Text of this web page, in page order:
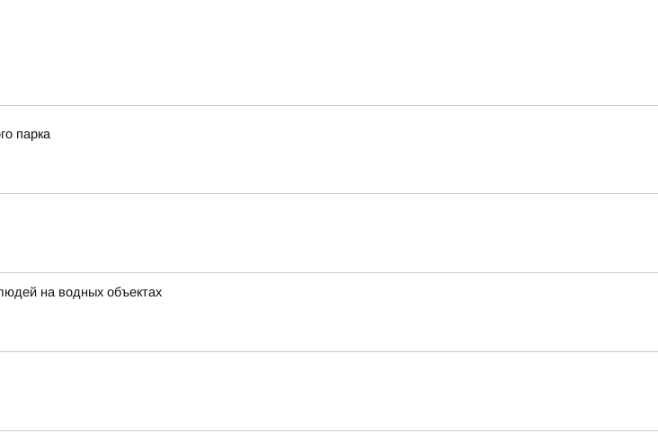
парка
на водных объектах